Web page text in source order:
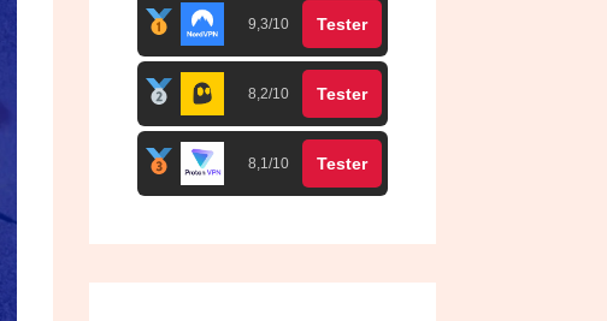
9,3/10 Tester
8,2/10 Tester
8,1/10 Tester